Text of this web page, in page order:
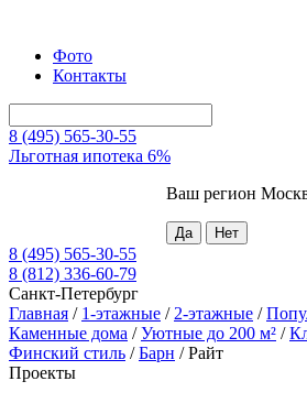
Фото
Контакты
8 (495) 565-30-55
Льготная ипотека 6%
Ваш регион
8 (495) 565-30-55
8 (812) 336-60-79
Санкт-Петербург
Главная / 1-этажные / 2-этажные /
Каменные дома /Уютные до 200 м² /
Финский стиль /Барн /Райт
Проекты